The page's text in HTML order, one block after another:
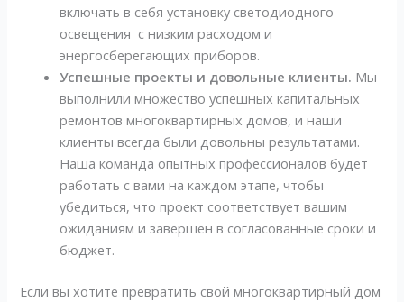
включать в себя установку светодиодного
освещения с низким расходом и
энергосберегающих приборов.
Успешные проекты и довольные клиенты. Мы
выполнили множество успешных капитальных
ремонтов многоквартирных домов, и наши
клиенты всегда были довольны результатами.
Наша команда опытных профессионалов будет
работать с вами на каждом этапе, чтобы
убедиться, что проект соответствует вашим
ожиданиям и завершен в согласованные сроки и
бюджет.
Если вы хотите превратить свой многоквартирный дом